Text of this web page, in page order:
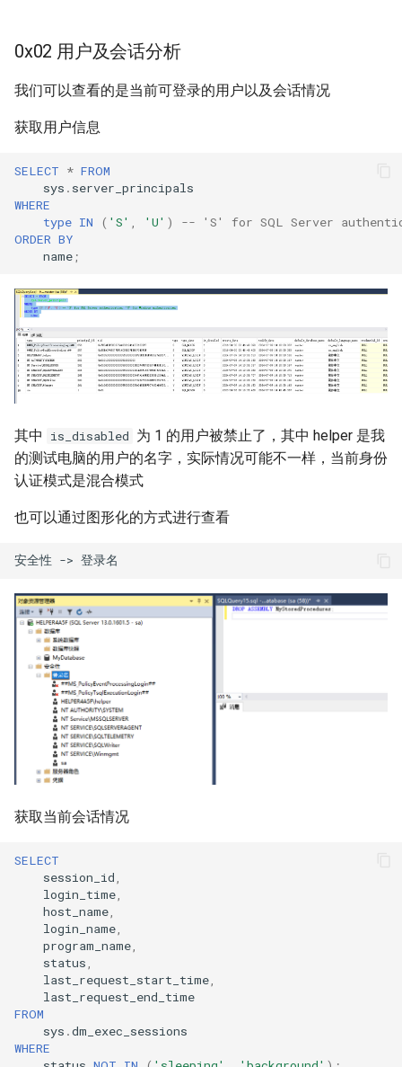
0x02 用户及会话分析
我们可以查看的是当前可登录的用户以及会话情况
获取用户信息
SELECT * FROM
sys . server_principals
WHERE
type IN ( 'S' 'U' )
-- 'S' for SQL Server
ORDER BY
name ;
其中 is_disabled 为 1 的用户被禁止了，其中 helper 是我
的测试电脑的用户的名字，实际情况可能不一样，当前身份
认证模式是混合模式
也可以通过图形化的方式进行查看
获取当前会话情况
SELECT
session_id,
login_time,
host_name,
login_name,
program_name,
status,
last_request_start_time,
last_request_end_time
FROM
sys .dm_exec_sessions
WHERE